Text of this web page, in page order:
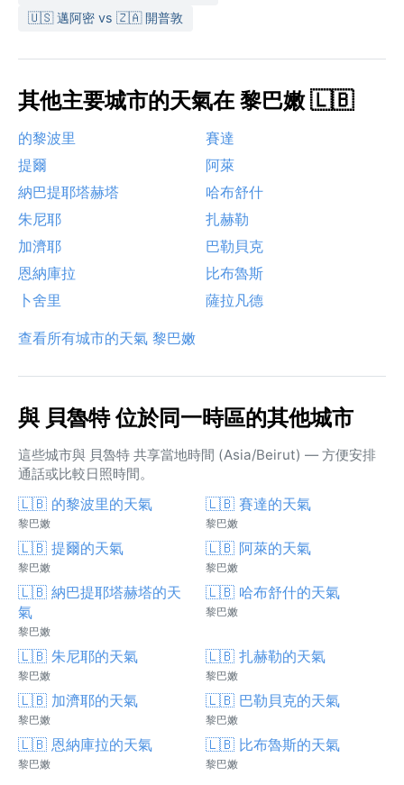
🇺🇸 邁阿密 vs 🇿🇦 開普敦
其他主要城市的天氣在 黎巴嫩 🇱🇧
的黎波里
賽達
提爾
阿萊
納巴提耶塔赫塔
哈布舒什
朱尼耶
扎赫勒
加濟耶
巴勒貝克
恩納庫拉
比布魯斯
卜舍里
薩拉凡德
查看所有城市的天氣 黎巴嫩
與 貝魯特 位於同一時區的其他城市
這些城市與 貝魯特 共享當地時間 (Asia/Beirut) — 方便安排
通話或比較日照時間。
🇱🇧 的黎波里的天氣
黎巴嫩
🇱🇧 賽達的天氣
黎巴嫩
🇱🇧 提爾的天氣
黎巴嫩
🇱🇧 阿萊的天氣
黎巴嫩
🇱🇧 納巴提耶塔赫塔的天
氣
黎巴嫩
🇱🇧 哈布舒什的天氣
黎巴嫩
🇱🇧 朱尼耶的天氣
黎巴嫩
🇱🇧 扎赫勒的天氣
黎巴嫩
🇱🇧 加濟耶的天氣
黎巴嫩
🇱🇧 巴勒貝克的天氣
黎巴嫩
🇱🇧 恩納庫拉的天氣
黎巴嫩
🇱🇧 比布魯斯的天氣
黎巴嫩